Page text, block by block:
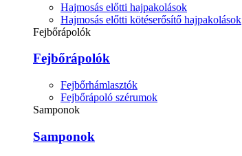
Hajmosás előtti hajpakolások
Hajmosás előtti kötéserősítő hajpakolások
Fejbőrápolók
Fejbőrápolók
Fejbőrhámlasztók
Fejbőrápoló szérumok
Samponok
Samponok